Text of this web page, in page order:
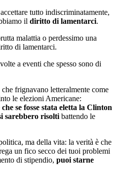
tutto indiscriminatamente,
il diritto di lamentarci.
malattia o perdessimo una
di lamentarci.
a eventi che spesso sono di
frignavano letteralmente come
le elezioni Americane:
se fosse stata eletta la Clinton
sarebbero risolti battendo le
ma della vita: la verità è che
un fico secco dei tuoi problemi
di stipendio, puoi starne